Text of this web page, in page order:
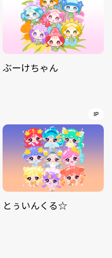
ぶーけちゃん
IP
とぅいんくる☆